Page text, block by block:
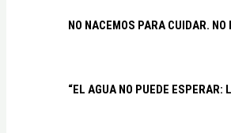
NO NACEMOS PARA CUIDAR.
“EL AGUA NO PUEDE ESPERAR: